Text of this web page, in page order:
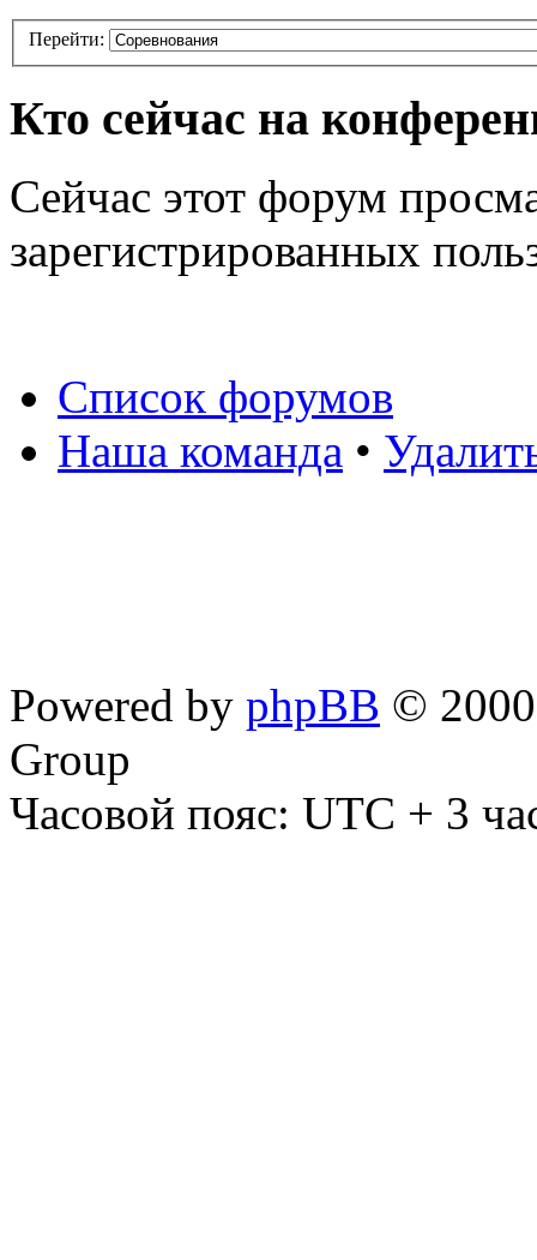
Перейти:
Кто сейчас на
Сейчас этот форум
зарегистрированных
Список форумов
Наша команда •
Powered by phpBB ©
Group
Часовой пояс: UTC + 3